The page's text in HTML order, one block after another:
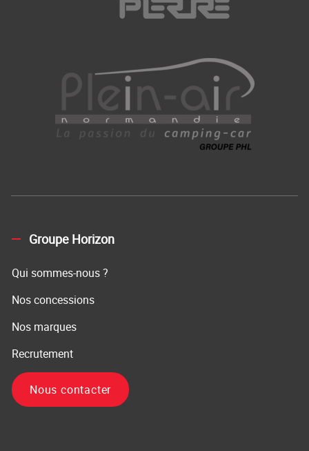
Groupe Horizon
Qui sommes-nous ?
Nos concessions
Nos marques
Recrutement
Nous contacter